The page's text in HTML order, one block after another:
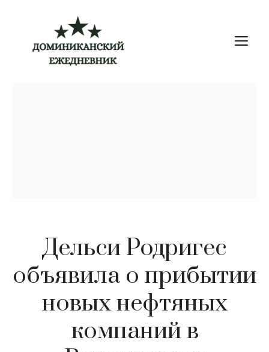
содержимому
Дельси Родригес
объявила о прибытии
новых нефтяных
компаний в